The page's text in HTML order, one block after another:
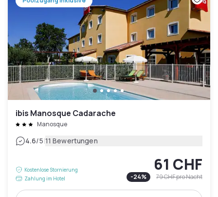
ibis Manosque Cadarache
Manosque
4.6/5|11 Bewertungen
Kostenlose Stornierung
Zahlung im Hotel
61 CHF
-24% 79 CHFpro Nacht